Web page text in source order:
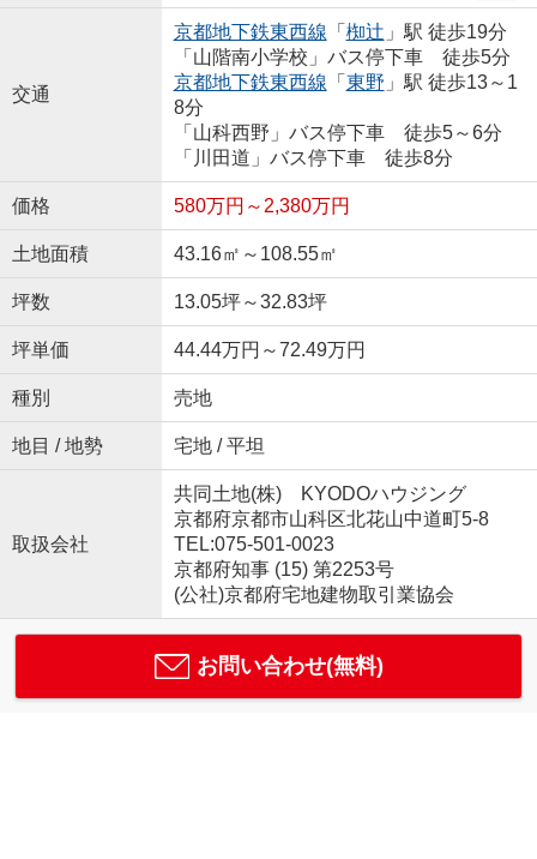
交通
京都地下鉄東西線 「 椥辻 」駅 徒歩19分
「山階南小学校」バス停下車 徒歩5分
京都地下鉄東西線 「 東野 」駅 徒歩13～1
8分
「山科西野」バス停下車 徒歩5～6分
「川田道」バス停下車 徒歩8分
価格 580万円～2,380万円
土地面積 43.16㎡～108.55㎡
坪数 13.05坪～32.83坪
坪単価 44.44万円～72.49万円
種別 売地
地目 / 地勢 宅地 / 平坦
取扱会社
共同土地(株) KYODOハウジング
京都府京都市山科区北花山中道町5-8
TEL:075-501-0023
京都府知事 (15) 第2253号
(公社)京都府宅地建物取引業協会
お問い合わせ(無料)